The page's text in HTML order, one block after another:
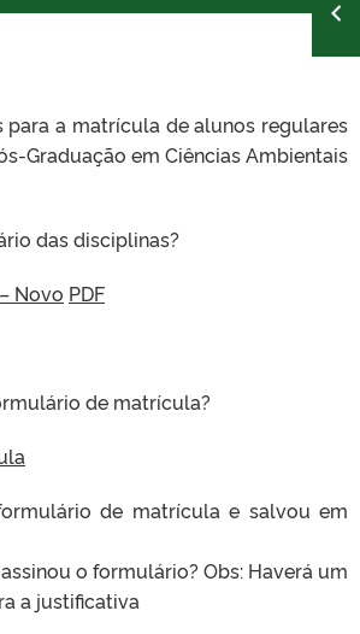
para a matrícula de alunos regulares
Graduação em Ciências Ambientais
das disciplinas?
Novo PDF
de matrícula?
de matrícula e salvou em
o formulário? Obs: Haverá um
a justificativa